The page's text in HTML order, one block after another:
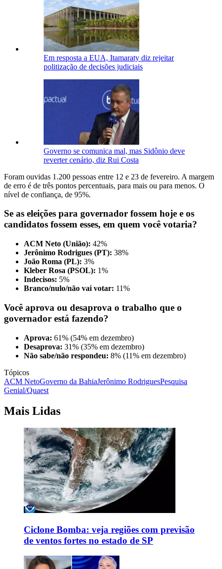
Em resposta a EUA, Itamaraty diz rejeitar
politização de decisões judiciais
Governo se comunica mal, mas Sidônio deve
reverter cenário, diz Rui Costa
Foram ouvidas 1.200 pessoas entre 12 e 23 de fevereiro. A margem
de erro é de três pontos percentuais, para mais ou para menos. O
nível de confiança, de 95%.
Se as eleições para governador fossem hoje e os
candidatos fossem esses, em quem você votaria?
ACM Neto (União): 42%
Jerônimo Rodrigues (PT): 38%
João Roma (PL): 3%
Kleber Rosa (PSOL): 1%
Indecisos: 5%
Branco/nulo/não vai votar: 11%
Você aprova ou desaprova o trabalho que o
governador está fazendo?
Aprova: 61% (54% em dezembro)
Desaprova: 31% (35% em dezembro)
Não sabe/não respondeu: 8% (11% em dezembro)
Tópicos
ACM NetoGoverno da BahiaJerônimo RodriguesPesquisa
Genial/Quaest
Mais Lidas
Ciclone Bomba: veja regiões com previsão
de ventos fortes no estado de SP